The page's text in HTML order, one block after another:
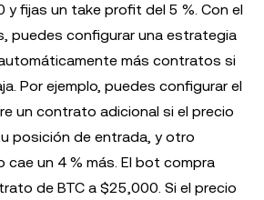
y fijas un take profit del 5 %. Con el
puedes configurar una estrategia
más contratos si
Por ejemplo, puedes configurar el
un contrato adicional si el precio
posición de entrada, y otro
un 4 % más. El bot compra
de BTC a $25,000. Si el precio